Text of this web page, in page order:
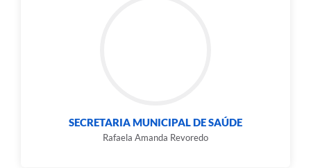
SECRETARIA MUNICIPAL DE SAÚDE
Rafaela Amanda Revoredo